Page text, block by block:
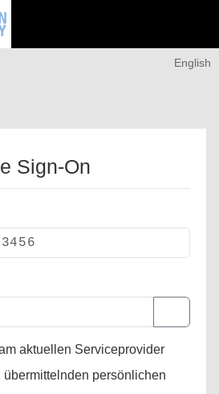
English
Sign-On
aktuellen Serviceprovider
übermittelnden persönlichen